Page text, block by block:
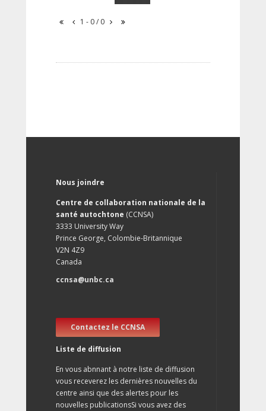
1 - 0 / 0
Nous joindre
Centre de collaboration nationale de la
santé autochtone (CCNSA)
3333 University Way
Prince George, Colombie-Britannique
V2N 4Z9
Canada
ccnsa@unbc.ca
Contactez le CCNSA
Liste de diffusion
En vous abnnant à notre liste de diffusion
vous receverez les dernières nouvelles du
centre ainsi que des alertes pour les
nouvelles publicationsSi vous avez des